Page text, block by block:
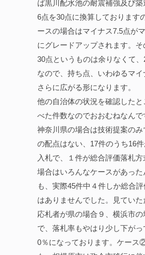
ば黒川配水池の耐震補強及び
6点を30点に換算しております
ースの場合はマイナス7.5点が
にグレードアップされます。そ
30点というものは余りなくて、
なので、持ち点、いわゆるマ
さらに広がる形になります。
他の自治体の状況を確認したと
べた件数なのでおおむねなんで
神奈川県の場合は技術提案の
の配点はない、17件のうち16
入札で、１件が総合評価落札
場合はいろんなケースがあっ
も、実際45件中４件しか総合
はありませんでした。見ていた
応札者が県の場合９、横浜市の
で、落札率もやはり少し下が
0％になっております。ケース